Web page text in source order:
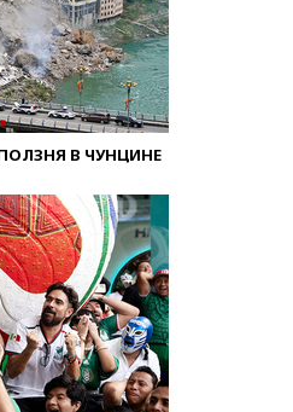
В ЧУНЦИНЕ